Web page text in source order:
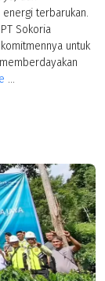
terbarukan.
Sokoria
untuk
...